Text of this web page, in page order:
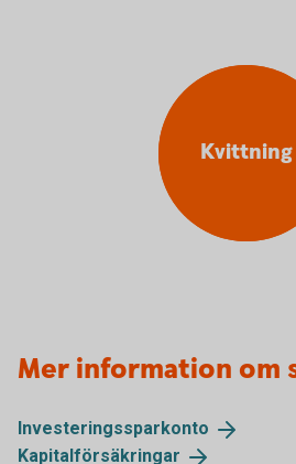
Kvittning
Mer information om
Investeringssparkonto
Kapitalförsäkringar